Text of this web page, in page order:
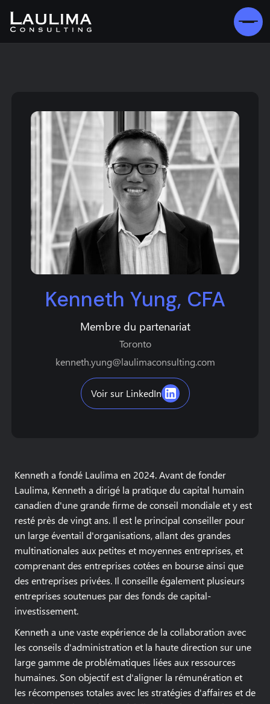
Kenneth Yung, CFA
Membre du partenariat
Toronto
kenneth.yung@laulimaconsulting.com
Voir sur LinkedIn
Kenneth a fondé Laulima en 2024. Avant de fonder
Laulima, Kenneth a dirigé la pratique du capital humain
canadien d'une grande firme de conseil mondiale et y est
resté près de vingt ans. Il est le principal conseiller pour
un large éventail d'organisations, allant des grandes
multinationales aux petites et moyennes entreprises, et
comprenant des entreprises cotées en bourse ainsi que
des entreprises privées. Il conseille également plusieurs
entreprises soutenues par des fonds de capital-
investissement.
Kenneth a une vaste expérience de la collaboration avec
les conseils d'administration et la haute direction sur une
large gamme de problématiques liées aux ressources
humaines. Son objectif est d'aligner la rémunération et
les récompenses totales avec les stratégies d'affaires et de